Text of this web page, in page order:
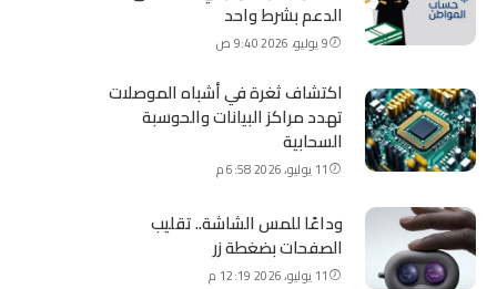
الدعم بشرط واحد
9 يوليو، 2026 9:40 ص
اكتشاف ثغرة في أشباه الموصلات
تهدد مراكز البيانات والحوسبة
السحابية
11 يوليو، 2026 6:58 م
وداعًا للمس الشاشة.. تقليب
الصفحات بضغطة زر
11 يوليو، 2026 12:19 م